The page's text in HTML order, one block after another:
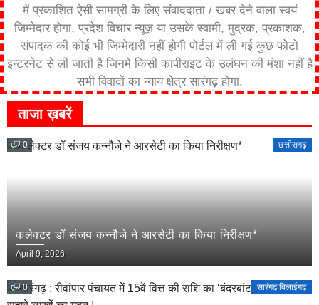
में प्रकाशित ऐसी सामग्री के लिए संवाददाता / खबर देने वाला स्वयं
जिम्मेदार होगा, प्रदेश विचार न्यूज़ या उसके स्वामी, मुद्रक, प्रकाशक,
संपादक की कोई भी जिम्मेदारी नहीं होगी पोर्टल में ली गई कुछ फोटो
इन्टरनेट से ली जाती है जिनमे किसी कापीराइट के उलंघन की मंशा नहीं है
सभी विवादों का न्याय क्षेत्र सारंगढ़ होगा.
ताजा ख़बरें
0 छत्तीसगढ़
कलेक्टर डॉ संजय कन्नौजे ने आरसेटी का किया निरीक्षण*
April 9, 2026
0 सारंगढ़ बिलाईगढ़